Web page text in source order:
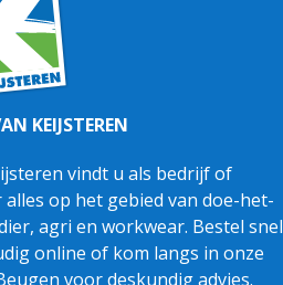
KEIJSTEREN
vindt u als bedrijf of
op het gebied van doe-het-
agri en workwear. Bestel snel
online of kom langs in onze
voor deskundig advies.